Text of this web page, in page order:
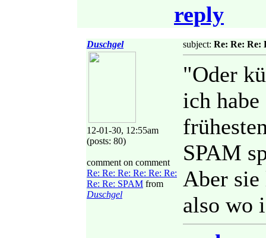
reply
Duschgel
12-01-30, 12:55am
(posts: 80)
comment on comment
Re: Re: Re: Re: Re: Re:
Re: Re: SPAM from
Duschgel
subject: Re: Re: Re:
"Oder
ich
SPAM
Aber sie
also wo